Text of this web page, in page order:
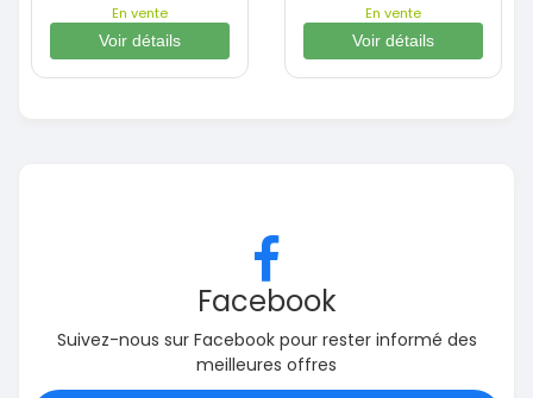
En vente
Voir détails
En vente
Voir détails
Facebook
Suivez-nous sur Facebook pour rester informé des
meilleures offres